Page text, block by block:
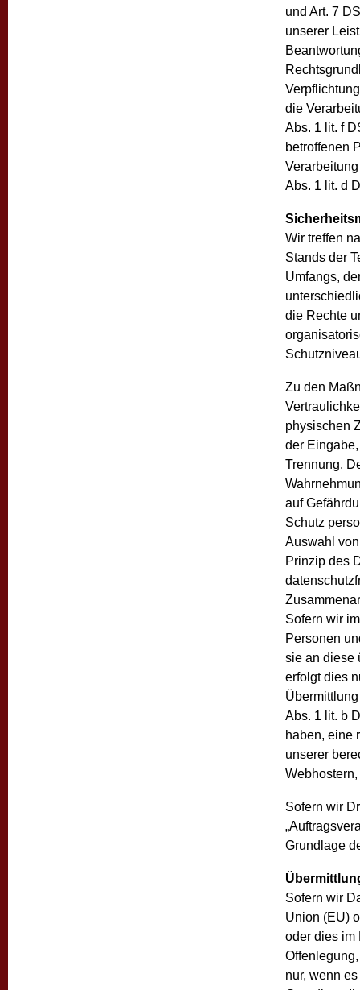
und Art. 7
unserer
die
Abs. 1 lit. f
betroffenen
Abs. 1 lit. d
Wir treffen
Stands der
Umfangs,
die Rechte
Zu den
physischen
der
Trennung.
auf
Schutz
Auswahl
Prinzip des
Sofern wir
Personen
sie an diese
erfolgt dies
Abs. 1 lit. b
haben, eine
unserer
Sofern wir
Grundlage
Sofern wir
Union (EU)
oder dies im
nur, wenn